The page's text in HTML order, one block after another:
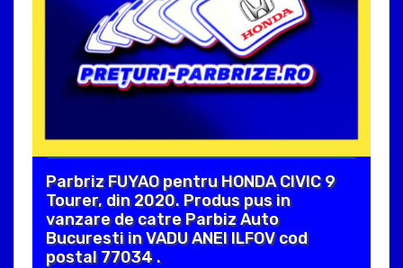
Parbriz FUYAO pentru HONDA CIVIC 9
Tourer, din 2020. Produs pus in
vanzare de catre Parbiz Auto
Bucuresti in VADU ANEI ILFOV cod
postal 77034 .